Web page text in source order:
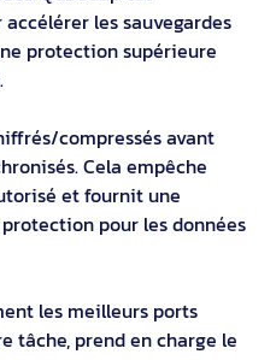
les sauvegardes
protection supérieure
compressés avant
Cela empêche
et fournit une
pour les données
les meilleurs ports
tâche, prend en charge le